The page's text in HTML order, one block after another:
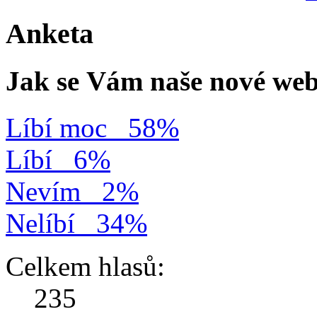
Anketa
Jak se Vám naše nové
Líbí moc
58%
Líbí
6%
Nevím
2%
Nelíbí
34%
Celkem hlasů:
235